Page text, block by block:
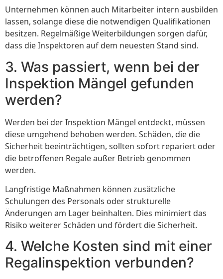
Unternehmen können auch Mitarbeiter intern ausbilden
lassen, solange diese die notwendigen Qualifikationen
besitzen. Regelmäßige Weiterbildungen sorgen dafür,
dass die Inspektoren auf dem neuesten Stand sind.
3. Was passiert, wenn bei der
Inspektion Mängel gefunden
werden?
Werden bei der Inspektion Mängel entdeckt, müssen
diese umgehend behoben werden. Schäden, die die
Sicherheit beeinträchtigen, sollten sofort repariert oder
die betroffenen Regale außer Betrieb genommen
werden.
Langfristige Maßnahmen können zusätzliche
Schulungen des Personals oder strukturelle
Änderungen am Lager beinhalten. Dies minimiert das
Risiko weiterer Schäden und fördert die Sicherheit.
4. Welche Kosten sind mit einer
Regalinspektion verbunden?